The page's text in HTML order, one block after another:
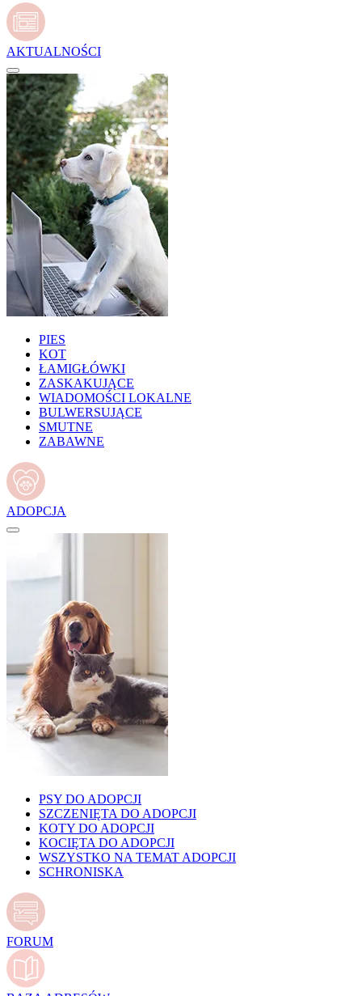
AKTUALNOŚCI
PIES
KOT
ŁAMIGŁÓWKI
ZASKAKUJĄCE
WIADOMOŚCI LOKALNE
BULWERSUJĄCE
SMUTNE
ZABAWNE
ADOPCJA
PSY DO ADOPCJI
SZCZENIĘTA DO ADOPCJI
KOTY DO ADOPCJI
KOCIĘTA DO ADOPCJI
WSZYSTKO NA TEMAT ADOPCJI
SCHRONISKA
FORUM